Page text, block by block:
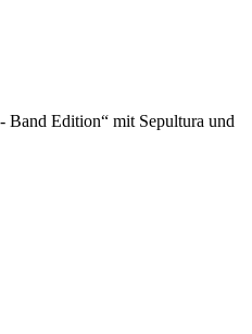
Band Edition“ mit Sepultura und